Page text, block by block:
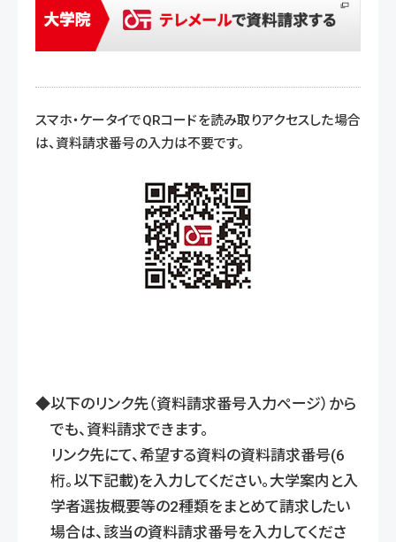
スマホ・ケータイでQRコードを読み取りアクセスした場合
は、資料請求番号の入力は不要です。
以下のリンク先（資料請求番号入力ページ）から
でも、資料請求できます。
リンク先にて、希望する資料の資料請求番号(6
桁。以下記載)を入力してください。大学案内と入
学者選抜概要等の2種類をまとめて請求したい
場合は、該当の資料請求番号を入力してくださ